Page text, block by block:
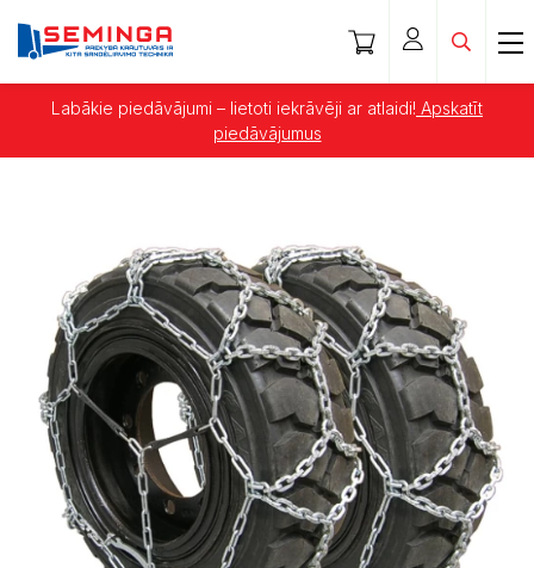
Labākie piedāvājumi – lietoti iekrāvēji ar atlaidi! Apskatīt
piedāvājumus